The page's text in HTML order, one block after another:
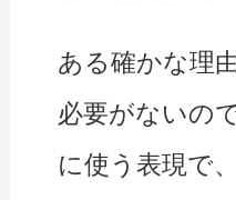
ある確かな理
必要がないの
に使う表現で